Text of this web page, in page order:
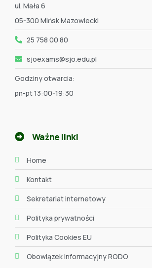
ul. Mała 6
05-300 Mińsk Mazowiecki
25 758 00 80
sjoexams@sjo.edu.pl
Godziny otwarcia:
pn-pt 13:00-19:30
Ważne linki
Home
Kontakt
Sekretariat internetowy
Polityka prywatności
Polityka Cookies EU
Obowiązek informacyjny RODO